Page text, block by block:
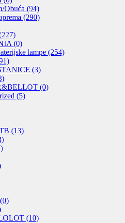
ka
višoj
Obuća (94)
(290)
(0)
lampe (254)
(3)
(0)
(5)
(13)
(0)
(10)